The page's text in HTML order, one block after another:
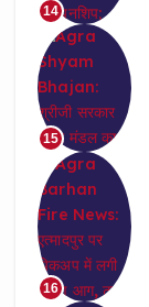
14
15
16